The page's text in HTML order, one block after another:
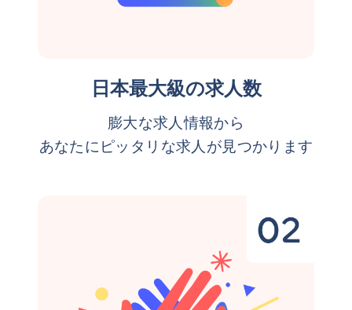
日本最大級の求人数
膨大な求人情報から
あなたにピッタリな求人が見つかります